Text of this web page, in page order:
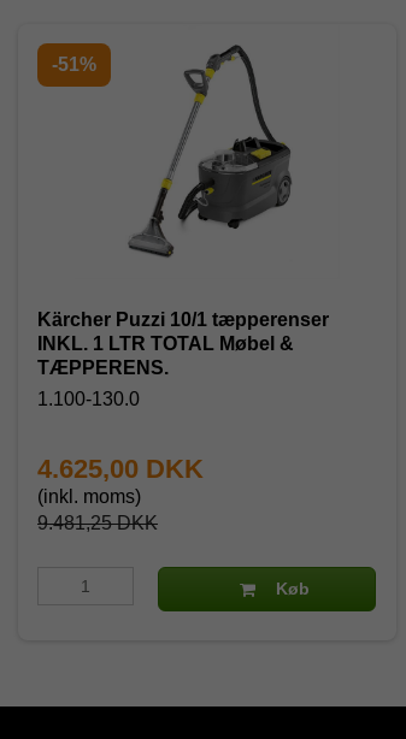
-51%
Kärcher Puzzi 10/1 tæpperenser
INKL. 1 LTR TOTAL Møbel &
TÆPPERENS.
1.100-130.0
9.481,25 DKK
4.625,00 DKK
(inkl. moms)
Køb